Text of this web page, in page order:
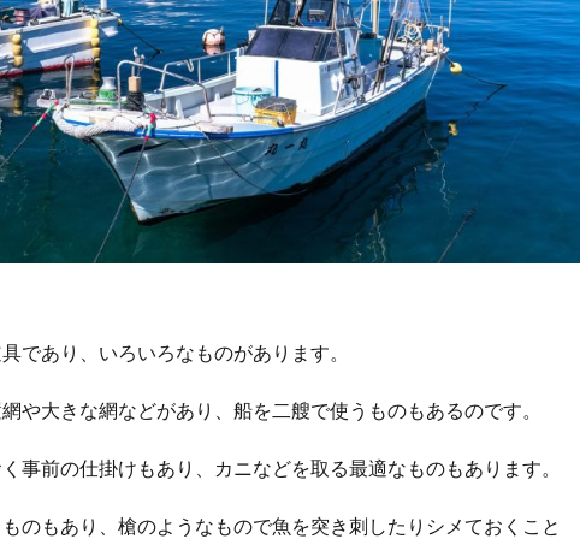
であり、いろいろなものがあります。
や大きな網などがあり、船を二艘で使うものもあるのです。
事前の仕掛けもあり、カニなどを取る最適なものもあります。
のもあり、槍のようなもので魚を突き刺したりシメておくこと